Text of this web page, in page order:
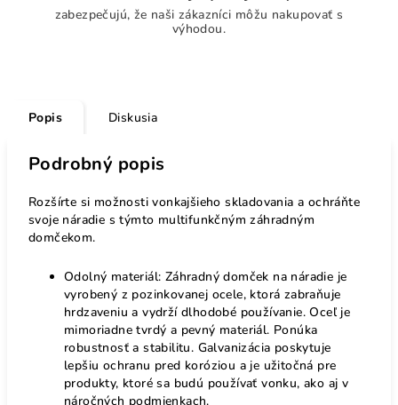
zabezpečujú, že naši zákazníci môžu nakupovať s
výhodou.
Popis Diskusia
Podrobný popis
Rozšírte si možnosti vonkajšieho skladovania a ochráňte
svoje náradie s týmto multifunkčným záhradným
domčekom.
Odolný materiál: Záhradný domček na náradie je
vyrobený z pozinkovanej ocele, ktorá zabraňuje
hrdzaveniu a vydrží dlhodobé používanie. Oceľ je
mimoriadne tvrdý a pevný materiál. Ponúka
robustnosť a stabilitu. Galvanizácia poskytuje
lepšiu ochranu pred koróziou a je užitočná pre
produkty, ktoré sa budú používať vonku, ako aj v
náročných podmienkach.